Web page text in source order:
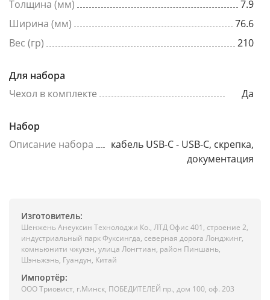
Толщина (мм)
7.9
Ширина (мм)
76.6
Вес (гр)
210
Для набора
Чехол в комплекте
Да
Набор
Описание набора
кабель USB-C - USB-C, скрепка,
документация
Изготовитель:
Шенжень Анеуксин Технолоджи Ко., ЛТД Офис 401, строение 2,
индустриальный парк Фуксингда, северная дорога Лонджинг,
комньюнити чжукэн, улица Лонгтиан, район Пиншань,
Шэньжэнь, Гуандун, Китай
Импортёр:
ООО Триовист, г.Минск, ПОБЕДИТЕЛЕЙ пр., дом 100, оф. 203